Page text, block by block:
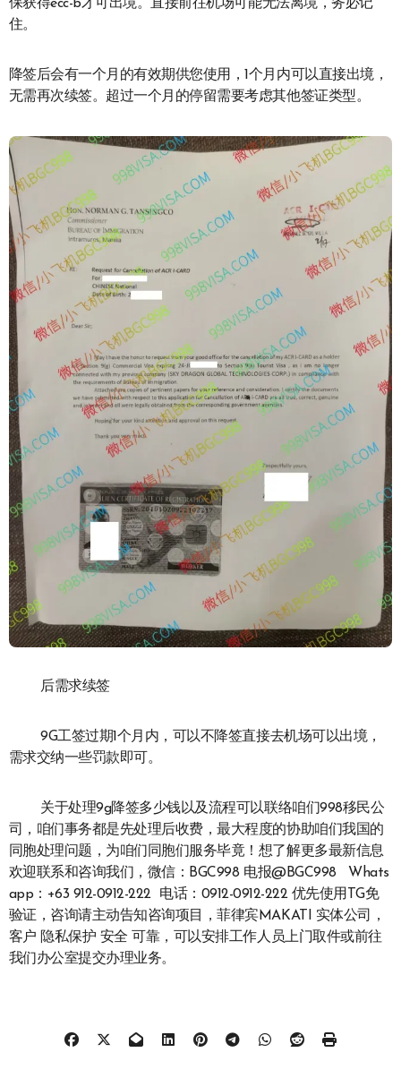
保获得ecc-b才可出境。直接前往机场可能无法离境，务必记
住。
降签后会有一个月的有效期供您使用，1个月内可以直接出境，
无需再次续签。超过一个月的停留需要考虑其他签证类型。
后需求续签
9G工签过期1个月内，可以不降签直接去机场可以出境，
需求交纳一些罚款即可。
关于处理9g降签多少钱以及流程可以联络咱们998移民公
司，咱们事务都是先处理后收费，最大程度的协助咱们我国的
同胞处理问题，为咱们同胞们服务毕竟！想了解更多最新信息
欢迎联系和咨询我们，微信：BGC998 电报@BGC998 Whats
app：+63 912-0912-222 电话：0912-0912-222 优先使用TG免
验证，咨询请主动告知咨询项目，菲律宾MAKATI 实体公司，
客户 隐私保护 安全 可靠，可以安排工作人员上门取件或前往
我们办公室提交办理业务。